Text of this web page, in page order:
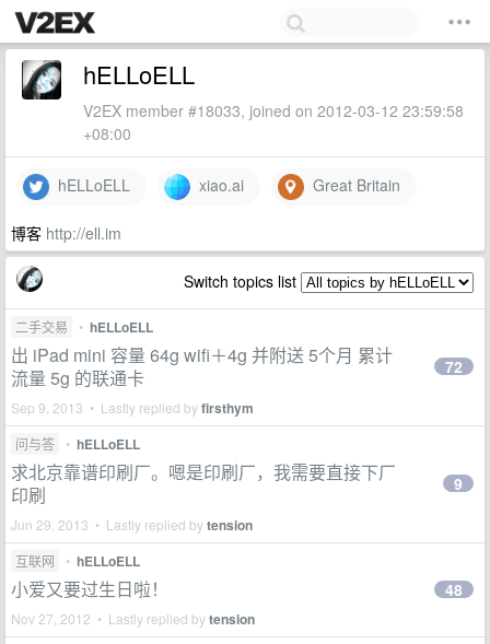
hELLoELL
V2EX member #18033, joined on 2012-03-12 23:59:58
+08:00
hELLoELL xiao.ai Great Britain
博客 http://ell.im
Switch topics list
二手交易 • hELLoELL
出 iPad mini 容量 64g wifi＋4g 并附送 5个月 累计
流量 5g 的联通卡
Sep 9, 2013 • Lastly replied byfirsthym
72
问与答 • hELLoELL
求北京靠谱印刷厂。嗯是印刷厂，我需要直接下厂
印刷
Jun 29, 2013 • Lastly replied bytension
9
互联网 • hELLoELL
小爱又要过生日啦！
Nov 27, 2012 • Lastly replied bytension
48